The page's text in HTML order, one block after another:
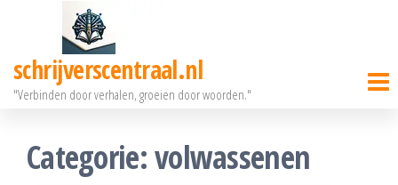
deschrijverscentraal.nl
"Verbinden door verhalen, groeien door woorden."
Categorie:volwassenen